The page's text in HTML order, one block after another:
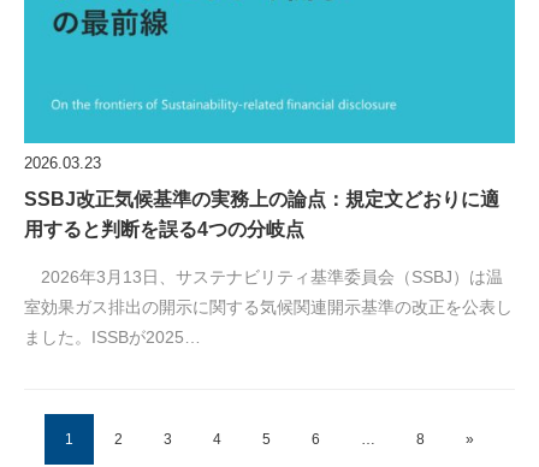
2026.03.23
SSBJ改正気候基準の実務上の論点：規定文どおりに適
用すると判断を誤る4つの分岐点
2026年3月13日、サステナビリティ基準委員会（SSBJ）は温
室効果ガス排出の開示に関する気候関連開示基準の改正を公表し
ました。ISSBが2025…
1 2 3 4 5 6 … 8 »